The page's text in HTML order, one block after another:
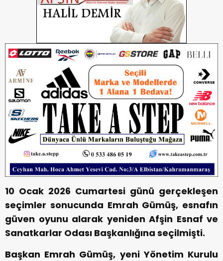
10 Ocak 2026 Cumartesi günü gerçekleşen
seçimler sonucunda Emrah Gümüş, esnafın
güven oyunu alarak yeniden Afşin Esnaf ve
Sanatkarlar Odası Başkanlığına seçilmişti.
Başkan Emrah Gümüş, yeni Yönetim Kurulu